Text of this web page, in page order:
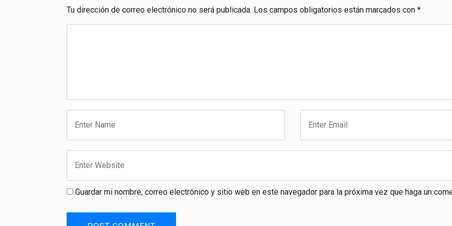
Tu dirección de correo electrónico no será publicada. Los campos obligatorios están marcados con *
Guardar mi nombre, correo electrónico y sitio web en este navegador para la próxima vez que haga un